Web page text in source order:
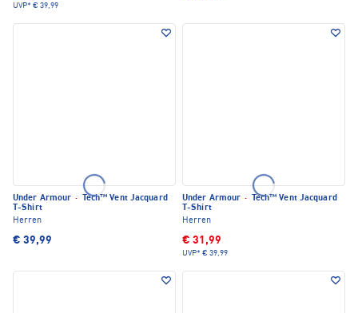
UVP* € 39,99
Under Armour ·
Tech™ Vent Jacquard
T-Shirt
Herren
€ 39,99
Under Armour ·
Tech™ Vent Jacquard
T-Shirt
Herren
€ 31,99
UVP* € 39,99